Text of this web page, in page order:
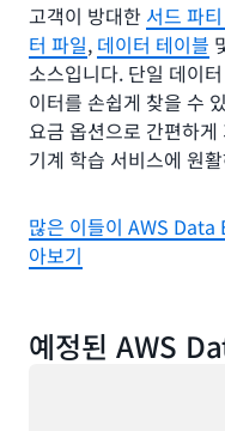
고객이 방대한 서드 파
터 파일, 데이터 테이블
소스입니다. 단일 데이
이터를 손쉽게 찾을 수
요금 옵션으로 간편하
기계 학습 서비스에 원
많은 이들이 AWS
아보기
예정된 AWS